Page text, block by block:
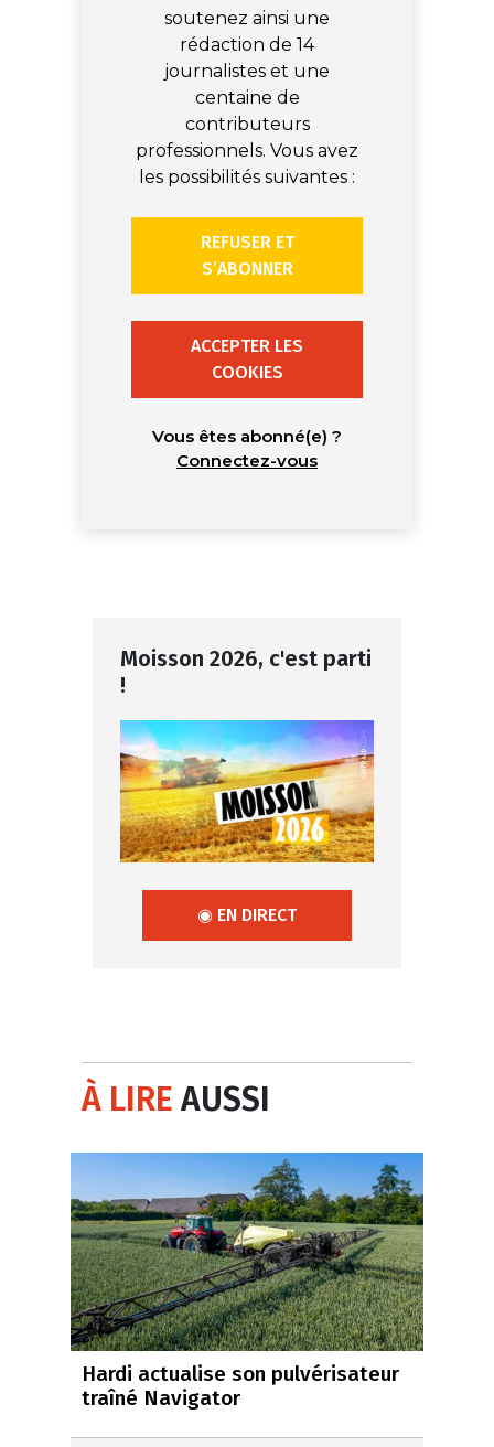
soutenez ainsi une
rédaction de 14
journalistes et une
centaine de
contributeurs
professionnels. Vous avez
les possibilités suivantes :
REFUSER ET
S’ABONNER
ACCEPTER LES
COOKIES
Vous êtes abonné(e) ?
Connectez-vous
Moisson 2026, c'est parti
!
◉ EN DIRECT
À LIREAUSSI
Hardi actualise son pulvérisateur
traîné Navigator